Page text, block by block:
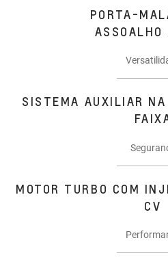
PORTA-
ASSOALHO
SISTEMA AUXILIAR NA
MOTOR TURBO COM
CV